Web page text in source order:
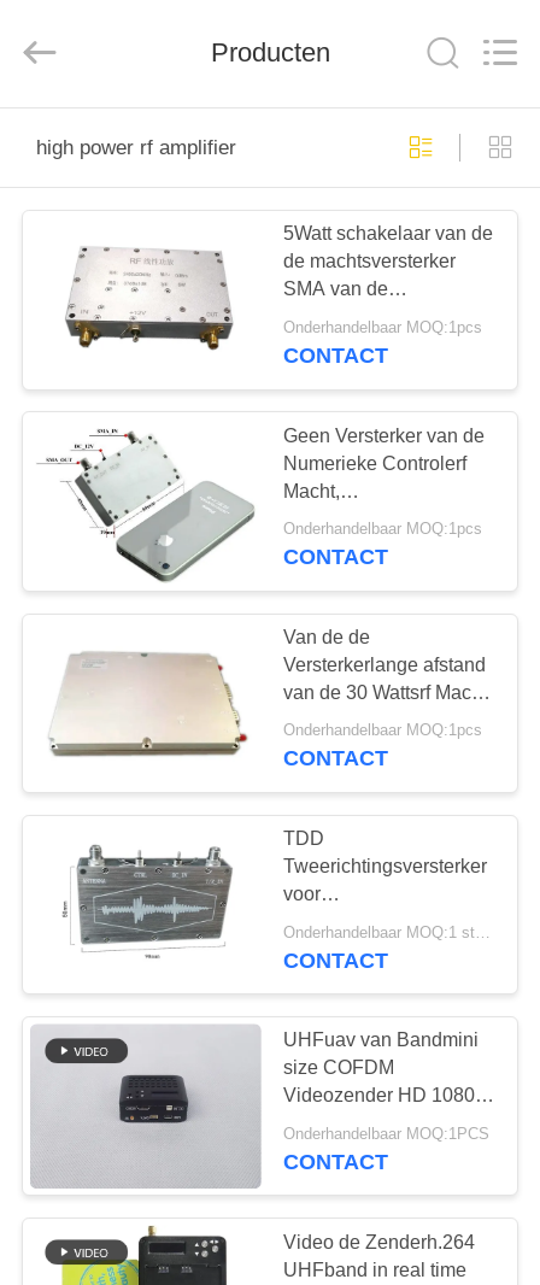
PRODUCTEN
OVER
ONS
FABRIEKSTOUR
KWALITEITSCONTROLE
CONTACT
MET
ONS
EEN
OFFERTE
SITEMAP
PRIVACYBELEID
Technology
Co.,Ltd.
Reserved.
Producten
high power rf amplifier
5Watt schakelaar van de
de machtsversterker
SMA van de
outputmacht rf de
Lineaire
Onderhandelbaar MOQ:1pcs
CONTACT
Geen Versterker van de
Numerieke Controlerf
Macht,
Radiofrequentieversterker
2 Watts
Onderhandelbaar MOQ:1pcs
CONTACT
Van de de
Versterkerlange afstand
van de 30 Wattsrf Macht
de Transmissie
Frequentie Aangepaste
Onderhandelbaar MOQ:1pcs
CONTACT
TDD
Tweerichtingsversterker
voor
gegevensoverdracht
840MHz met SMA-
CONTACT
UHFuav van Bandmini
size COFDM
Videozender HD 1080P
HDMI
Onderhandelbaar MOQ:1PCS
CONTACT
Video de Zenderh.264
UHFband in real time